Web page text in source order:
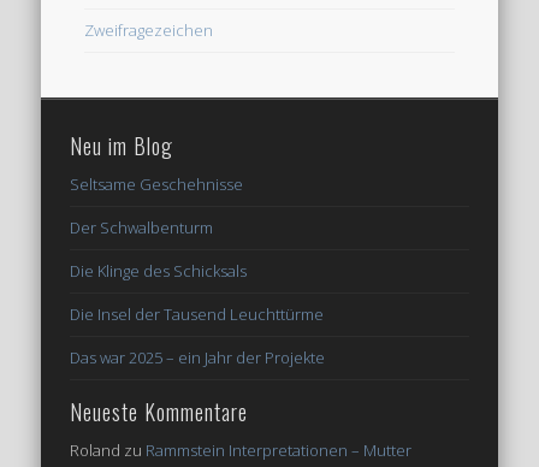
Zweifragezeichen
Neu im Blog
Seltsame Geschehnisse
Der Schwalbenturm
Die Klinge des Schicksals
Die Insel der Tausend Leuchttürme
Das war 2025 – ein Jahr der Projekte
Neueste Kommentare
Roland zu Rammstein Interpretationen – Mutter